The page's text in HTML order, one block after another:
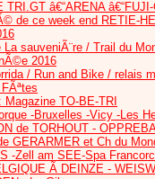
TRI.GT â€“ARENA
de ce week end RETIE-
La sauveniÃ¨re / Trail du
2016
/ Run and Bike / relais
Magazine TO-BE-TRI
-Bruxelles -Vicy -Les
de TORHOUT -
GERARMER et Ch du
-Zell am SEE-Spa
Ã DEINZE -